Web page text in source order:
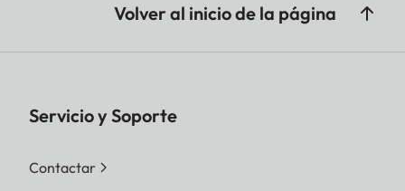
Volver al inicio de la página
Servicio y Soporte
Contactar